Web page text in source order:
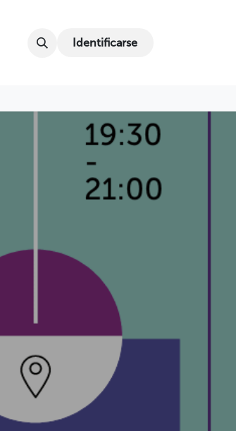
Identificarse